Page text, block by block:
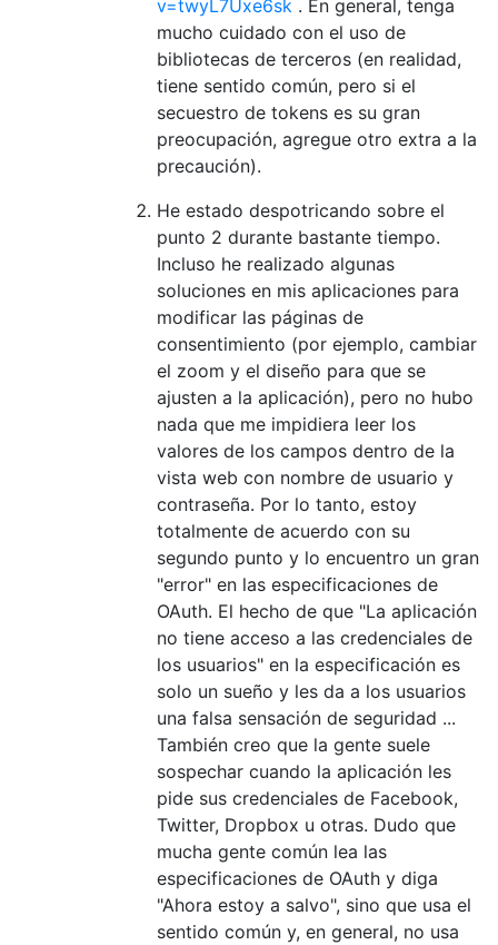
v=twyL7Uxe6sk . En general, tenga
mucho cuidado con el uso de
bibliotecas de terceros (en realidad,
tiene sentido común, pero si el
secuestro de tokens es su gran
preocupación, agregue otro extra a la
precaución).
He estado despotricando sobre el
punto 2 durante bastante tiempo.
Incluso he realizado algunas
soluciones en mis aplicaciones para
modificar las páginas de
consentimiento (por ejemplo, cambiar
el zoom y el diseño para que se
ajusten a la aplicación), pero no hubo
nada que me impidiera leer los
valores de los campos dentro de la
vista web con nombre de usuario y
contraseña. Por lo tanto, estoy
totalmente de acuerdo con su
segundo punto y lo encuentro un gran
"error" en las especificaciones de
OAuth. El hecho de que "La aplicación
no tiene acceso a las credenciales de
los usuarios" en la especificación es
solo un sueño y les da a los usuarios
una falsa sensación de seguridad ...
También creo que la gente suele
sospechar cuando la aplicación les
pide sus credenciales de Facebook,
Twitter, Dropbox u otras. Dudo que
mucha gente común lea las
especificaciones de OAuth y diga
"Ahora estoy a salvo", sino que usa el
sentido común y, en general, no usa